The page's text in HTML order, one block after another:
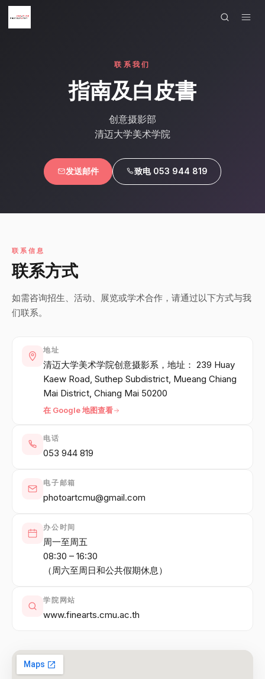
语言
ไทย
中文 日本語
创建作品集 →
联系我们
指南及白皮書
创意摄影部
清迈大学美术学院
发送邮件 致电 053 944 819
联系信息
联系方式
如需咨询招生、活动、展览或学术合作，请通过以下方式与我
们联系。
地址
清迈大学美术学院创意摄影系，地址： 239 Huay
Kaew Road, Suthep Subdistrict, Mueang Chiang
Mai District, Chiang Mai 50200
在 Google 地图查看
电话
053 944 819
电子邮箱
photoartcmu@gmail.com
办公时间
周一至周五
08:30 – 16:30
（周六至周日和公共假期休息）
学院网站
www.finearts.cmu.ac.th